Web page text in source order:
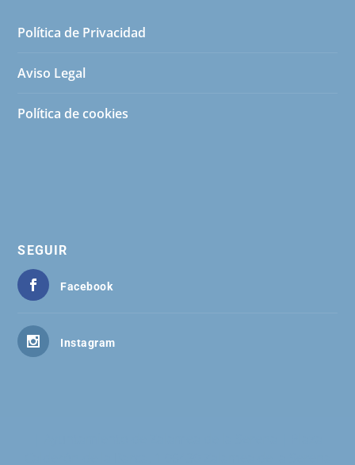
Política de Privacidad
Aviso Legal
Política de cookies
SEGUIR
Facebook
Instagram